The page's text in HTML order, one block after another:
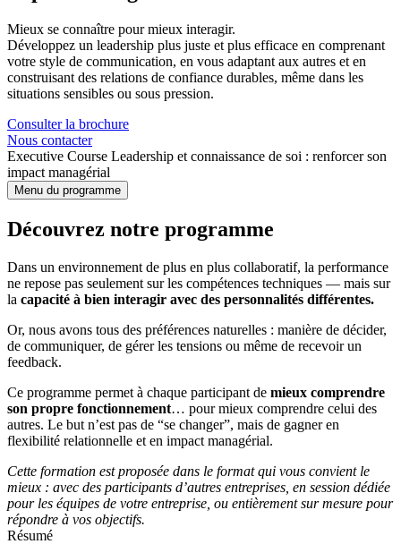
Mieux se connaître pour mieux interagir.
Développez un leadership plus juste et plus efficace en comprenant
votre style de communication, en vous adaptant aux autres et en
construisant des relations de confiance durables, même dans les
situations sensibles ou sous pression.
Consulter la brochure
Nous contacter
Executive Course Leadership et connaissance de soi : renforcer son
impact managérial
Menu du programme
Découvrez notre programme
Dans un environnement de plus en plus collaboratif, la performance
ne repose pas seulement sur les compétences techniques — mais sur
la capacité à bien interagir avec des personnalités différentes.
Or, nous avons tous des préférences naturelles : manière de décider,
de communiquer, de gérer les tensions ou même de recevoir un
feedback.
Ce programme permet à chaque participant de mieux comprendre
son propre fonctionnement… pour mieux comprendre celui des
autres. Le but n’est pas de “se changer”, mais de gagner en
flexibilité relationnelle et en impact managérial.
Cette formation est proposée dans le format qui vous convient le
mieux : avec des participants d’autres entreprises, en session dédiée
pour les équipes de votre entreprise, ou entièrement sur mesure pour
répondre à vos objectifs.
Résumé